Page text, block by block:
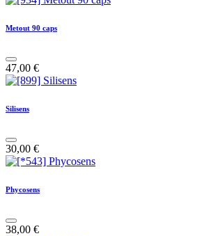
Metout 90 caps
47,00 €
Silisens
30,00 €
Phycosens
38,00 €